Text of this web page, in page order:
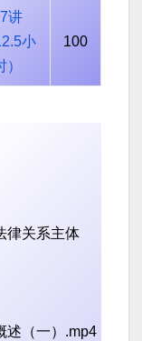
讲
小
）
100
律关系主体
述（一）.mp4